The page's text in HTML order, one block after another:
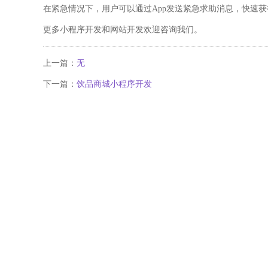
在紧急情况下，用户可以通过App发送紧急求助消息，快速获
更多小程序开发和网站开发欢迎咨询我们。
上一篇： 无
下一篇： 饮品商城小程序开发